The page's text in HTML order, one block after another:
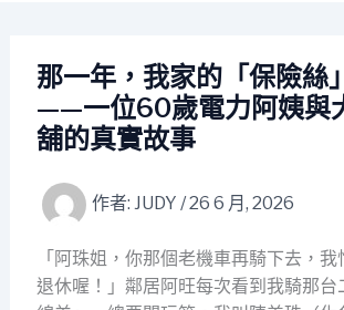
那一年，我家的「保險絲
——一位60歲電力阿姨與
舖的真實故事
作者: JUDY /26 6 月, 2026
「阿珠姐，你那個老機車再騎下去，
退休喔！」鄰居阿旺每次看到我騎那台